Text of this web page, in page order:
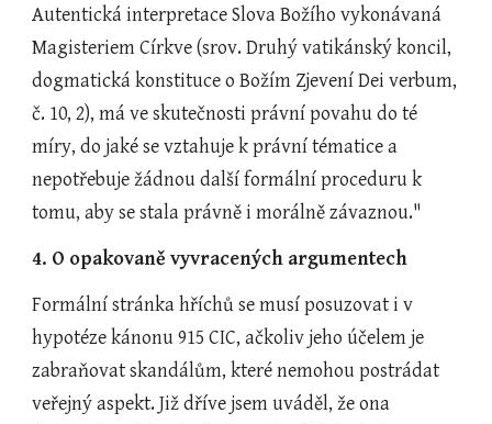
Autentická interpretace Slova Božího vykonávaná
Magisteriem Církve (srov. Druhý vatikánský koncil,
dogmatická konstituce o Božím Zjevení Dei verbum,
č. 10, 2), má ve skutečnosti právní povahu do té
míry, do jaké se vztahuje k právní tématice a
nepotřebuje žádnou další formální proceduru k
tomu, aby se stala právně i morálně závaznou."
4. O opakovaně vyvracených argumentech
Formální stránka hříchů se musí posuzovat i v
hypotéze kánonu 915 CIC, ačkoliv jeho účelem je
zabraňovat skandálům, které nemohou postrádat
veřejný aspekt. Již dříve jsem uváděl, že ona